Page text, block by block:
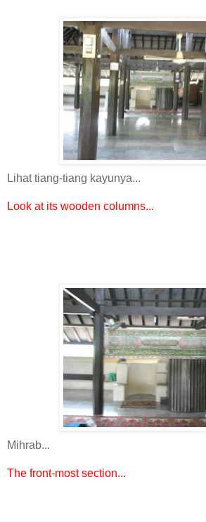
Lihat tiang-tiang kayunya...
Look at its wooden columns...
Mihrab...
The front-most section...